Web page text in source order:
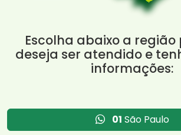
Escolha abaixo a
deseja ser atendido e
informações:
01 São Paulo